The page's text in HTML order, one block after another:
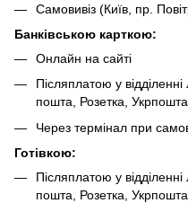
Самовивіз (Київ, пр.
Банківською карткою:
Онлайн на сайті
Післяплатою у
пошта, Розетка,
Через термінал при
Готівкою:
Післяплатою у
пошта, Розетка,